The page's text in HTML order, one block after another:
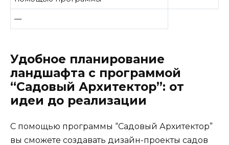
—
Удобное планирование
ландшафта с программой
“Садовый Архитектор”: от
идеи до реализации
С помощью программы “Садовый Архитектор”
вы сможете создавать дизайн-проекты садов